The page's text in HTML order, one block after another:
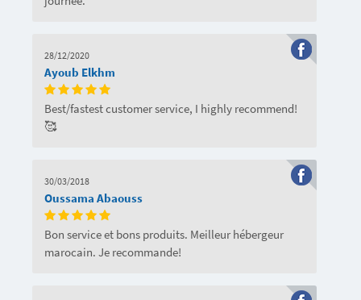
28/12/2020
Ayoub Elkhm
Best/fastest customer service, I highly recommend!
🥰
30/03/2018
Oussama Abaouss
Bon service et bons produits. Meilleur hébergeur
marocain. Je recommande!